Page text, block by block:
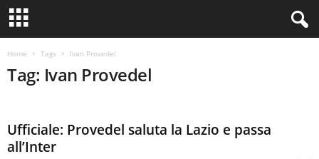
Home Tags Ivan Provedel
Tag: Ivan Provedel
Ufficiale: Provedel saluta la Lazio e passa
all’Inter